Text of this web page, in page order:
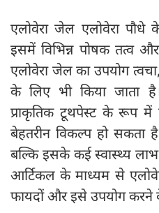
एलोवेरा जेल एलोवेरा पौधे
इसमें विभिन्न पोषक तत्व
एलोवेरा जेल का उपयोग
के लिए भी किया जाता
प्राकृतिक टूथपेस्ट के रूप
बेहतरीन विकल्प हो सकता
बल्कि इसके कई स्वास्थ्य
आर्टिकल के माध्यम से
फायदों और इसे उपयोग करने